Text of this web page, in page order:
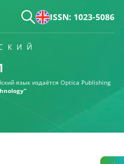
ISSN: 1023-5086
язык издаётся Optica Publishing